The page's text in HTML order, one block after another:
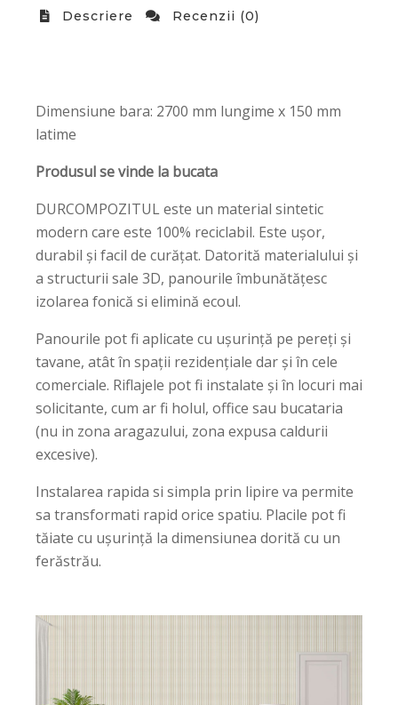
Descriere Recenzii (0)
Dimensiune bara: 2700 mm lungime x 150 mm
latime
Produsul se vinde la bucata
DURCOMPOZITUL este un material sintetic
modern care este 100% reciclabil. Este ușor,
durabil și facil de curățat. Datorită materialului și
a structurii sale 3D, panourile îmbunătățesc
izolarea fonică si elimină ecoul.
Panourile pot fi aplicate cu ușurință pe pereți și
tavane, atât în spații rezidențiale dar și în cele
comerciale. Riflajele pot fi instalate și în locuri mai
solicitante, cum ar fi holul, office sau bucataria
(nu in zona aragazului, zona expusa caldurii
excesive).
Instalarea rapida si simpla prin lipire va permite
sa transformati rapid orice spatiu. Placile pot fi
tăiate cu ușurință la dimensiunea dorită cu un
ferăstrău.